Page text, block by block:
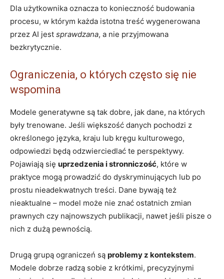
Dla użytkownika oznacza to konieczność budowania
procesu, w którym każda istotna treść wygenerowana
przez AI jest sprawdzana, a nie przyjmowana
bezkrytycznie.
Ograniczenia, o których często się nie
wspomina
Modele generatywne są tak dobre, jak dane, na których
były trenowane. Jeśli większość danych pochodzi z
określonego języka, kraju lub kręgu kulturowego,
odpowiedzi będą odzwierciedlać te perspektywy.
Pojawiają się uprzedzenia i stronniczość, które w
praktyce mogą prowadzić do dyskryminujących lub po
prostu nieadekwatnych treści. Dane bywają też
nieaktualne – model może nie znać ostatnich zmian
prawnych czy najnowszych publikacji, nawet jeśli pisze o
nich z dużą pewnością.
Drugą grupą ograniczeń są problemy z kontekstem.
Modele dobrze radzą sobie z krótkimi, precyzyjnymi